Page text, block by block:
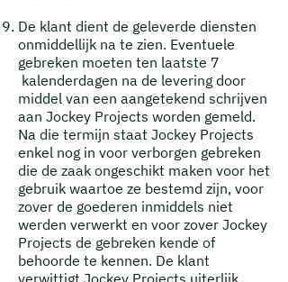
De klant dient de geleverde diensten
onmiddellijk na te zien. Eventuele
gebreken moeten ten laatste 7
kalenderdagen na de levering door
middel van een aangetekend schrijven
aan Jockey Projects worden gemeld.
Na die termijn staat Jockey Projects
enkel nog in voor verborgen gebreken
die de zaak ongeschikt maken voor het
gebruik waartoe ze bestemd zijn, voor
zover de goederen inmiddels niet
werden verwerkt en voor zover Jockey
Projects de gebreken kende of
behoorde te kennen. De klant
verwittigt Jockey Projects uiterlijk